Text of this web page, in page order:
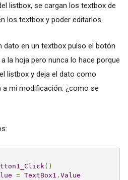
listbox, se cargan los textbox de
los textbox y poder editarlos
dato en un textbox pulso el botón
la hoja pero nunca lo hace porque
listbox y deja el dato como
mi modificación. ¿como se
()
= TextBox1 .Value